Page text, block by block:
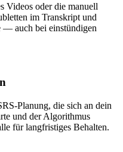
Videos oder die manuell
im Transkript und
auch bei einstündigen
Planung, die sich an dein
und der Algorithmus
für langfristiges Behalten.